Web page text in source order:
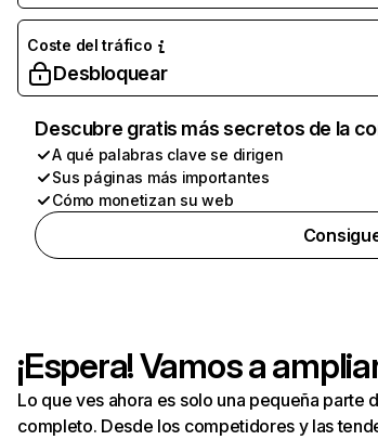
Coste del tráfico
Desbloquear
Descubre gratis más secretos de la
A qué palabras clave se dirigen
Sus páginas más importantes
Cómo monetizan su web
¡Espera! Vamos a
Lo que ves ahora es solo una pequeña
completo. Desde los competidores y las